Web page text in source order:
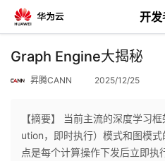
开发
返
Graph Engine大揭秘
昇腾CANN 2025/12/25
【摘要】 当前主流的深度学习
ution，即时执行）模式和图模
点是每个计算操作下发后立即执